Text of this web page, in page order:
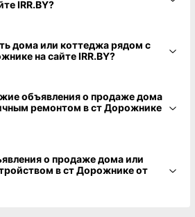
IRR.BY?
или коттеджа рядом с
на сайте IRR.BY?
объявления о продаже дома
о продаже дома или